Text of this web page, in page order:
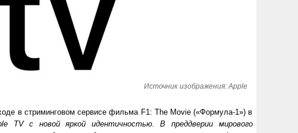
Источник изображения: Apple
в стриминговом сервисе фильма F1: The Movie («Формула-1») в
TV с новой яркой идентичностью. В преддверии мирового